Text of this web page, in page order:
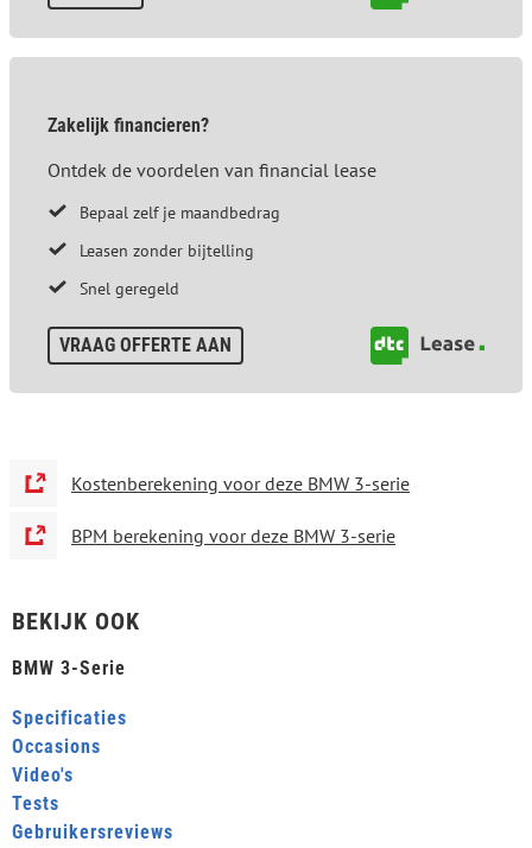
Zakelijk financieren?
Ontdek de voordelen van financial lease
Bepaal zelf je maandbedrag
Leasen zonder bijtelling
Snel geregeld
VRAAG OFFERTE AAN
Kostenberekening voor deze BMW 3-serie
BPM berekening voor deze BMW 3-serie
BEKIJK OOK
BMW 3-Serie
Specificaties
Occasions
Video's
Tests
Gebruikersreviews